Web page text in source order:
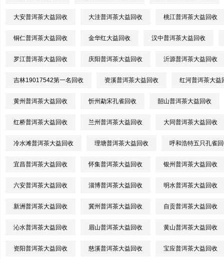
大安普洱茶大益回收 大洼普洱茶大益回收 桃江普洱茶大益回收
铜仁普洱茶大益回收 金华红大益回收 汉中普洱茶大益回收
罗江普洱茶大益回收 庆阳普洱茶大益回收 沂源普洱茶大益回收
吉林19017542第一名回收 资溪普洱茶大益回收 红河普洱茶大益
黄州普洱茶大益回收 忻州勐宋孔雀回收 韶山普洱茶大益回收
红桥普洱茶大益回收 兰州普洱茶大益回收 大同普洱茶大益回收
冷水滩普洱茶大益回收 理塘普洱茶大益回收 呼和浩特五只孔雀
宜昌普洱茶大益回收 怀集普洱茶大益回收 银州普洱茶大益回收
六安普洱茶大益回收 淄博普洱茶大益回收 明水普洱茶大益回收
新洲普洱茶大益回收 冀州普洱茶大益回收 自贡普洱茶大益回收
沁水普洱茶大益回收 眉山普洱茶大益回收 黄山普洱茶大益回收
资阳普洱茶大益回收 慈溪普洱茶大益回收 宝应普洱茶大益回收